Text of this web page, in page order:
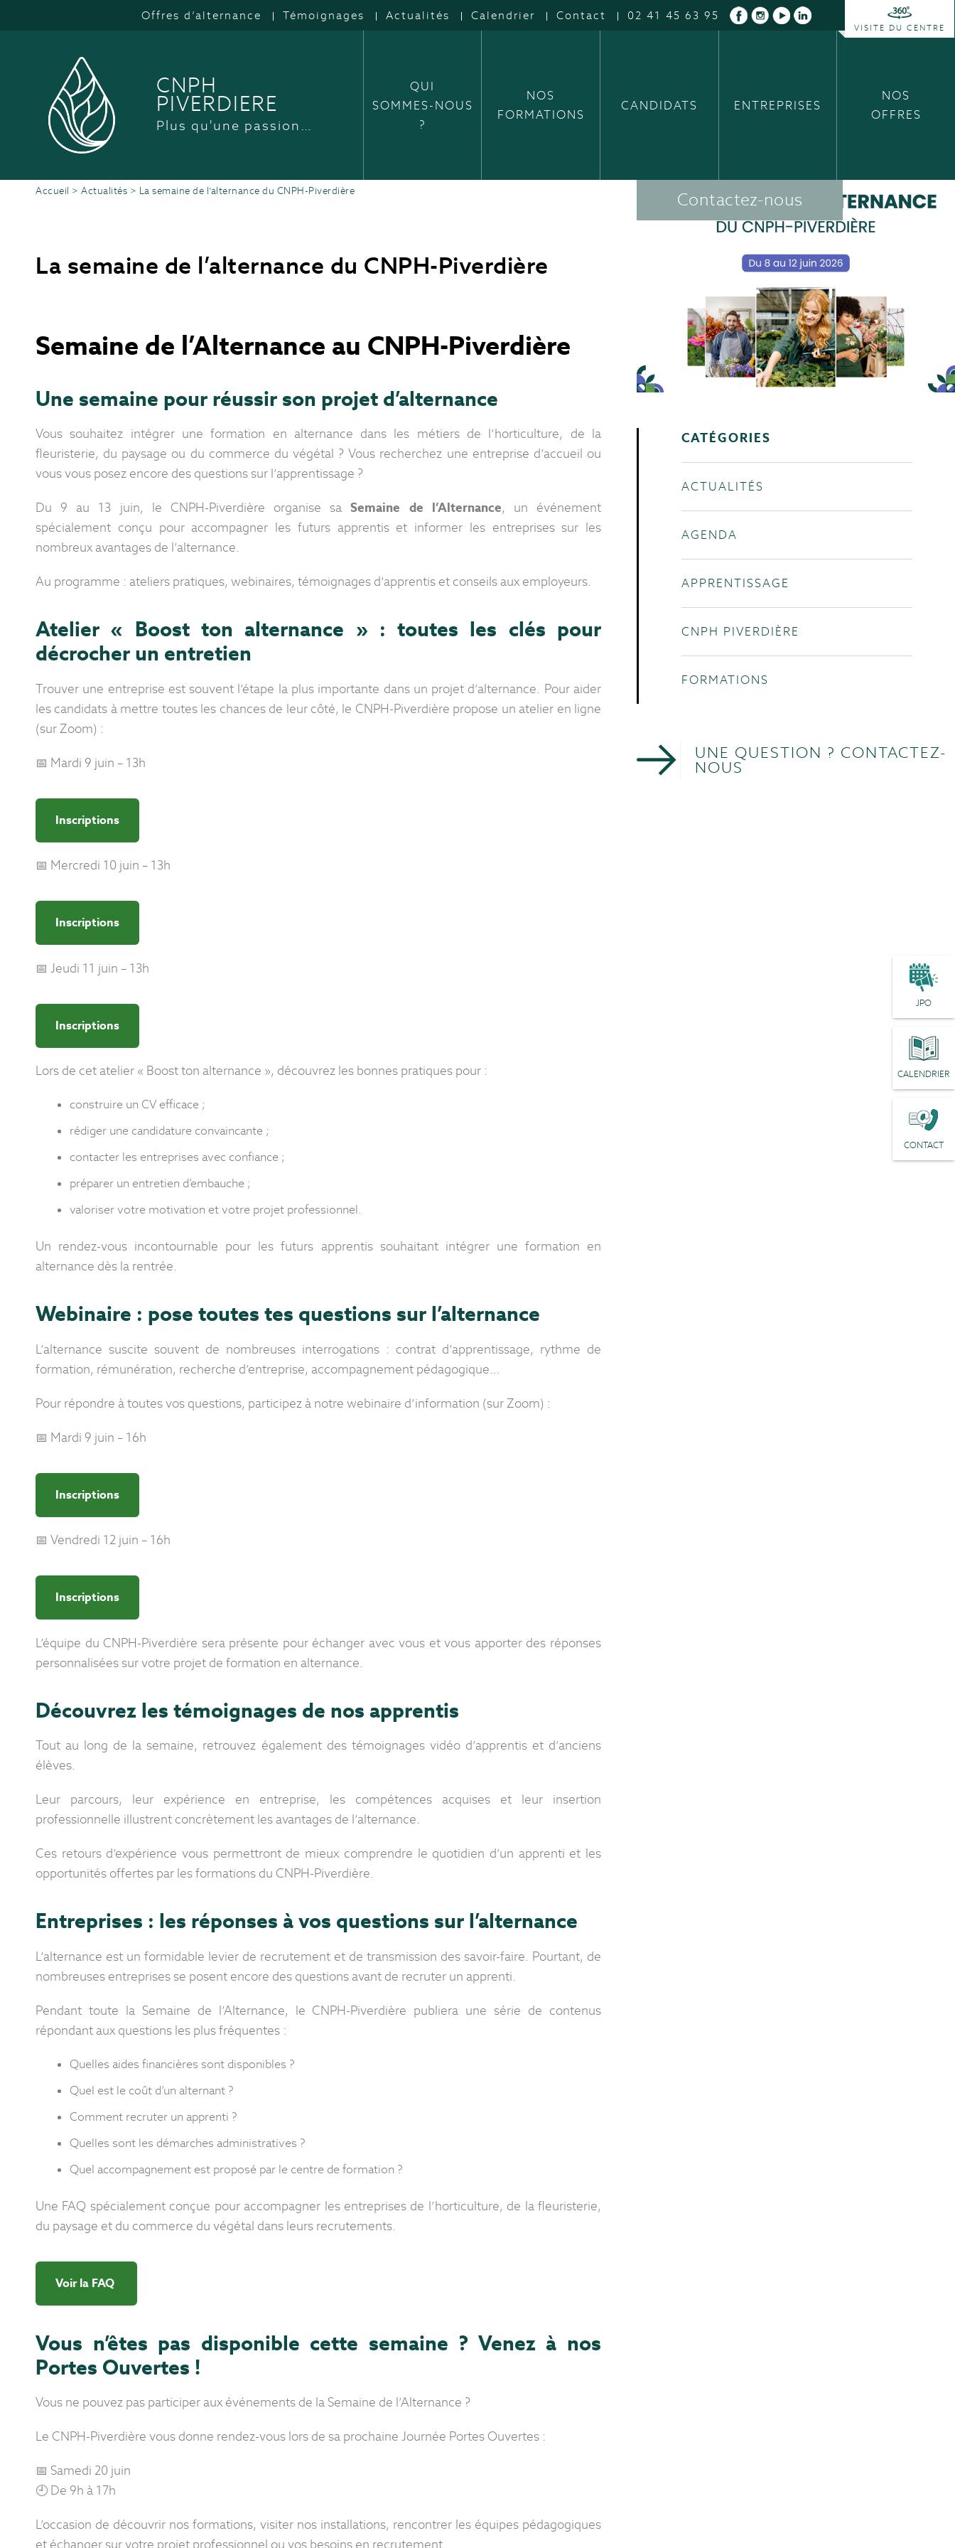
Offres d’alternance Témoignages Actualités Calendrier Contact 02 41 45 63 95
VISITE DU CENTRE
CNPH
PIVERDIERE
Plus qu'une passion…
QUI
SOMMES-NOUS
?
NOS
FORMATIONS
CANDIDATS ENTREPRISES
NOS
OFFRES
JPO
CALENDRIER
CONTACT
Accueil > Actualités > La semaine de l’alternance du CNPH-Piverdière Contactez-nous
La semaine de l’alternance du CNPH-Piverdière
Semaine de l’Alternance au CNPH-Piverdière
Une semaine pour réussir son projet d’alternance
Vous souhaitez intégrer une formation en alternance dans les métiers de l’horticulture, de la
fleuristerie, du paysage ou du commerce du végétal ? Vous recherchez une entreprise d’accueil ou
vous vous posez encore des questions sur l’apprentissage ?
Du 9 au 13 juin, le CNPH-Piverdière organise saSemaine de l’Alternance, un événement
spécialement conçu pour accompagner les futurs apprentis et informer les entreprises sur les
nombreux avantages de l’alternance.
Au programme : ateliers pratiques, webinaires, témoignages d’apprentis et conseils aux employeurs.
Atelier « Boost ton alternance » : toutes les clés pour
décrocher un entretien
Trouver une entreprise est souvent l’étape la plus importante dans un projet d’alternance. Pour aider
les candidats à mettre toutes les chances de leur côté, le CNPH-Piverdière propose un atelier en ligne
(sur Zoom) :
📅 Mardi 9 juin – 13h
Inscriptions
📅 Mercredi 10 juin – 13h
Inscriptions
📅 Jeudi 11 juin – 13h
Inscriptions
Lors de cet atelier « Boost ton alternance », découvrez les bonnes pratiques pour :
construire un CV efficace ;
rédiger une candidature convaincante ;
contacter les entreprises avec confiance ;
préparer un entretien d’embauche ;
valoriser votre motivation et votre projet professionnel.
Un rendez-vous incontournable pour les futurs apprentis souhaitant intégrer une formation en
alternance dès la rentrée.
Webinaire : pose toutes tes questions sur l’alternance
L’alternance suscite souvent de nombreuses interrogations : contrat d’apprentissage, rythme de
formation, rémunération, recherche d’entreprise, accompagnement pédagogique…
Pour répondre à toutes vos questions, participez à notre webinaire d’information (sur Zoom) :
📅 Mardi 9 juin – 16h
Inscriptions
📅 Vendredi 12 juin – 16h
Inscriptions
L’équipe du CNPH-Piverdière sera présente pour échanger avec vous et vous apporter des réponses
personnalisées sur votre projet de formation en alternance.
Découvrez les témoignages de nos apprentis
Tout au long de la semaine, retrouvez également des témoignages vidéo d’apprentis et d’anciens
élèves.
Leur parcours, leur expérience en entreprise, les compétences acquises et leur insertion
professionnelle illustrent concrètement les avantages de l’alternance.
Ces retours d’expérience vous permettront de mieux comprendre le quotidien d’un apprenti et les
opportunités offertes par les formations du CNPH-Piverdière.
Entreprises : les réponses à vos questions sur l’alternance
L’alternance est un formidable levier de recrutement et de transmission des savoir-faire. Pourtant, de
nombreuses entreprises se posent encore des questions avant de recruter un apprenti.
Pendant toute la Semaine de l’Alternance, le CNPH-Piverdière publiera une série de contenus
répondant aux questions les plus fréquentes :
Quelles aides financières sont disponibles ?
Quel est le coût d’un alternant ?
Comment recruter un apprenti ?
Quelles sont les démarches administratives ?
Quel accompagnement est proposé par le centre de formation ?
Une FAQ spécialement conçue pour accompagner les entreprises de l’horticulture, de la fleuristerie,
du paysage et du commerce du végétal dans leurs recrutements.
Voir la FAQ
Vous n’êtes pas disponible cette semaine ? Venez à nos
Portes Ouvertes !
Vous ne pouvez pas participer aux événements de la Semaine de l’Alternance ?
Le CNPH-Piverdière vous donne rendez-vous lors de sa prochaine Journée Portes Ouvertes :
📅 Samedi 20 juin
🕘 De 9h à 17h
L’occasion de découvrir nos formations, visiter nos installations, rencontrer les équipes pédagogiques
et échanger sur votre projet professionnel ou vos besoins en recrutement.
CATÉGORIES
ACTUALITÉS
AGENDA
APPRENTISSAGE
CNPH PIVERDIÈRE
FORMATIONS
UNE QUESTION ? CONTACTEZ-
NOUS